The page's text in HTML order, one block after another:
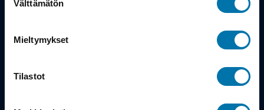
valinta
Välttämätön
Mieltymykset
Tilastot